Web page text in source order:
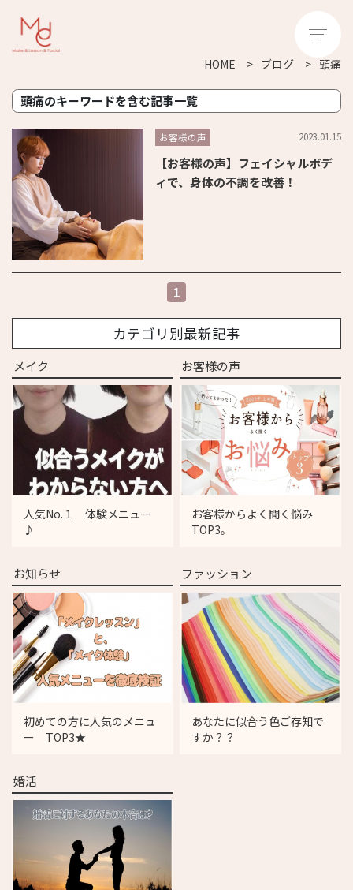
HOME ブログ 頭痛
頭痛のキーワードを含む記事一覧
お客様の声 2023.01.15
【お客様の声】フェイシャルボデ
ィで、身体の不調を改善！
1
カテゴリ別最新記事
メイク
人気No.１ 体験メニュー
♪
お客様の声
お客様からよく聞く悩み
TOP3。
お知らせ
初めての方に人気のメニュ
ー TOP3★
ファッション
あなたに似合う色ご存知で
すか？？
婚活